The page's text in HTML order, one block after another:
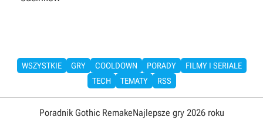
WSZYSTKIE GRY COOLDOWN PORADY
FILMY I SERIALE
TECH
TEMATY RSS
Poradnik Gothic RemakeNajlepsze gry 2026 roku